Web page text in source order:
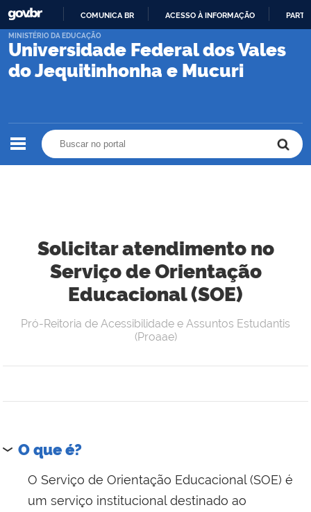
PARA
CONTEÚDO
COMUNICA BR ACESSO À INFORMAÇÃO
Universidade Federal dos Vales
do Jequitinhonha e Mucuri
MINISTÉRIO DA EDUCAÇÃO
Solicitar atendimento no
Serviço de Orientação
Educacional (SOE)
Pró-Reitoria de Acessibilidade e Assuntos Estudantis
(Proaae)
O que é?
O Serviço de Orientação Educacional (SOE) é
um serviço institucional destinado ao